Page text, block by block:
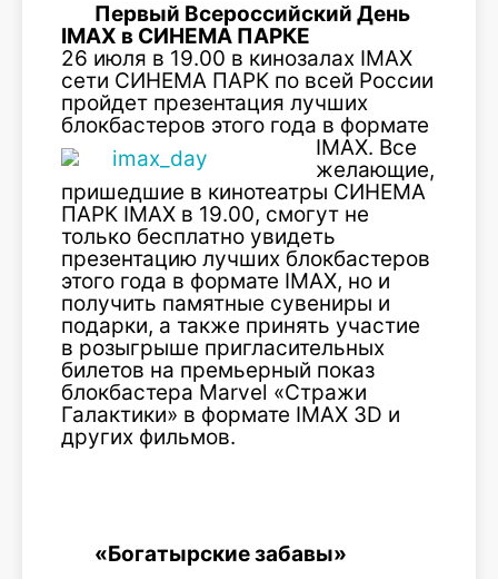
Первый Всероссийский День
IMAX в СИНЕМА ПАРКЕ
26 июля в 19.00 в кинозалах IMAX
сети СИНЕМА ПАРК по всей России
пройдет презентация лучших
блокбастеров этого года в формате
IMAX. Все
желающие,
пришедшие в кинотеатры СИНЕМА
ПАРК IMAX в 19.00, смогут не
только бесплатно увидеть
презентацию лучших блокбастеров
этого года в формате IMAX, но и
получить памятные сувениры и
подарки, а также принять участие
в розыгрыше пригласительных
билетов на премьерный показ
блокбастера Marvel «Стражи
Галактики» в формате IMAX 3D и
других фильмов.
«Богатырские забавы»